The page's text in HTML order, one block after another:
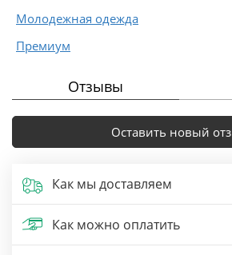
Молодежная одежда
Премиум
Отзывы
Оставить новый
Как мы доставляем
Как можно оплатить